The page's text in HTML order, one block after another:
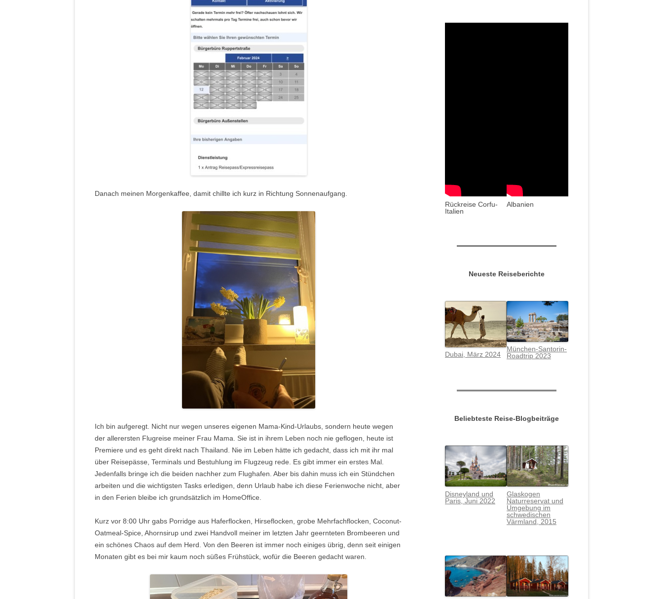
Danach meinen Morgenkaffee, damit chillte ich kurz in Richtung Sonnenaufgang.
Ich bin aufgeregt. Nicht nur wegen unseres eigenen Mama-Kind-Urlaubs, sondern heute wegen
der allerersten Flugreise meiner Frau Mama. Sie ist in ihrem Leben noch nie geflogen, heute ist
Premiere und es geht direkt nach Thailand. Nie im Leben hätte ich gedacht, dass ich mit ihr mal
über Reisepässe, Terminals und Bestuhlung im Flugzeug rede. Es gibt immer ein erstes Mal.
Jedenfalls bringe ich die beiden nachher zum Flughafen. Aber bis dahin muss ich ein Stündchen
arbeiten und die wichtigsten Tasks erledigen, denn Urlaub habe ich diese Ferienwoche nicht, aber
in den Ferien bleibe ich grundsätzlich im HomeOffice.
Kurz vor 8:00 Uhr gabs Porridge aus Haferflocken, Hirseflocken, grobe Mehrfachflocken, Coconut-
Oatmeal-Spice, Ahornsirup und zwei Handvoll meiner im letzten Jahr geernteten Brombeeren und
ein schönes Chaos auf dem Herd. Von den Beeren ist immer noch einiges übrig, denn seit einigen
Monaten gibt es bei mir kaum noch süßes Frühstück, wofür die Beeren gedacht waren.
Rückreise Corfu-
Italien
Albanien
Neueste Reiseberichte
Dubai, März 2024
München-Santorin-
Roadtrip 2023
Beliebteste Reise-Blogbeiträge
Disneyland und
Paris, Juni 2022
Glaskogen
Naturreservat und
Umgebung im
schwedischen
Värmland, 2015